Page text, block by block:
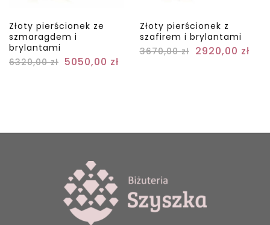
Złoty pierścionek ze
szmaragdem i
brylantami
6320,00zł 5050,00 zł
Złoty pierścionek z
szafirem i brylantami
3670,00zł 2920,00 zł